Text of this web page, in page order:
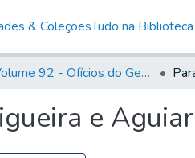
& ColeçõesTudo na
Volume 92 - Ofícios do General D. Luiz aos diversos funcionários da Capitania (1768- 1772)
e Aguiar